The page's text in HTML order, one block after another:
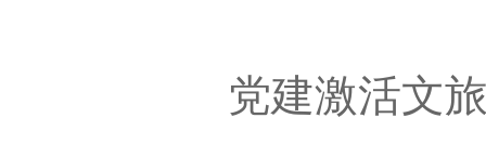
党建激活文旅